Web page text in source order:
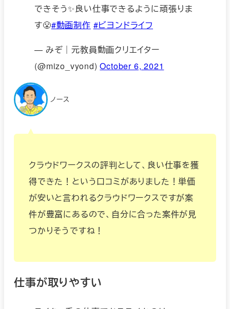
できそう✨良い仕事できるように頑張りま
す😤#動画制作 #ビヨンドライフ
— みぞ｜元教員動画クリエイター
(@mizo_vyond)October 6, 2021
ノース
クラウドワークスの評判として、良い仕事を獲
得できた！という口コミがありました！単価
が安いと言われるクラウドワークスですが案
件が豊富にあるので、自分に合った案件が見
つかりそうですね！
仕事が取りやすい